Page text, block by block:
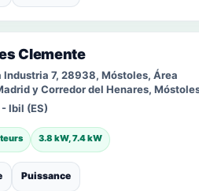
Clemente
Industria 7, 28938, Móstoles, Área
y Corredor del Henares,
Ibil (ES)
3.8 kW, 7.4 kW
Puissance